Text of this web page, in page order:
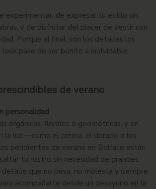
experimentar, de expresar tu estilo sin
y de disfrutar del placer de vestir con
Porque al final, son los detalles los
look pase de ser bonito a inolvidable.
de verano
personalidad
orgánicas, florales o geométricas, y en
la luz —como el crema, el dorado o los
pendientes de verano en Bolfate están
tu rostro sin necesidad de grandes
detalle que no pesa, no molesta y siempre
acompañarte desde un desayuno en la